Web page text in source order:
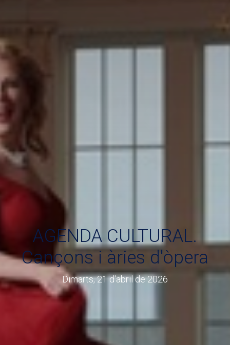
AGENDA CULTURAL.
Cançons i àries d'òpera
Dimarts, 21 d'abril de 2026